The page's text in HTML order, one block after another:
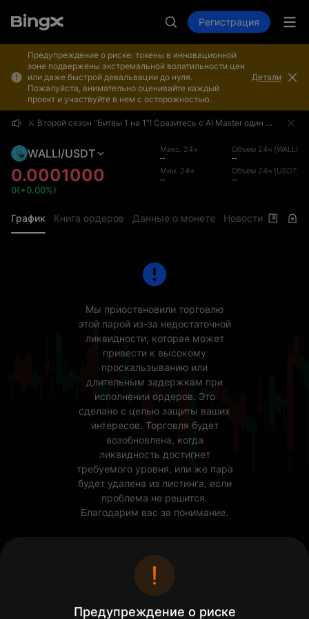
Регистрация
Предупреждение о риске: токены в инновационной
зоне подвержены экстремальной волатильности цен
или даже быстрой девальвации до нуля.
Пожалуйста, внимательно оценивайте каждый
проект и участвуйте в нем с осторожностью.
Детали
⚔️ Второй сезон "Битвы 1 на 1"! Сразитесь с AI Master один на один и заберите часть призового фонда в 4 000 000 USDT!
⚔️ Второй сезон "Битвы 1 на 1"! Сразитесь с AI Master один на один и заберите часть призового фонда в 4 000 000 USDT!
WALLI/USDT
0.0001000
0(+0.00%)
Макс. 24ч
--
Объем 24ч (WALLI)
--
Мин. 24ч
--
Объем 24ч (USDT)
--
График Книга ордеров Данные о монете Новости
Мы приостановили торговлю
этой парой из-за недостаточной
ликвидности, которая может
привести к высокому
проскальзыванию или
длительным задержкам при
исполнении ордеров. Это
сделано с целью защиты ваших
интересов. Торговля будет
возобновлена, когда
ликвидность достигнет
требуемого уровня, или же пара
будет удалена из листинга, если
проблема не решится.
Благодарим вас за понимание.
Активы
Предупреждение о риске